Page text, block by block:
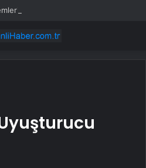
yen gündemi